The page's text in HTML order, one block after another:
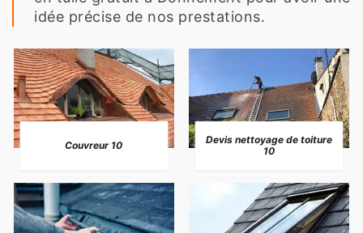
idée précise de nos prestations.
Couvreur 10
Devis nettoyage de toiture
10